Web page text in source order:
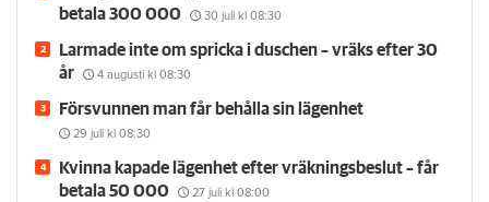
betala 300 000
30 juli kl 08:30
Larmade inte om spricka i duschen – vräks efter 30
år
4 augusti kl 08:30
Försvunnen man får behålla sin lägenhet
29 juli kl 08:30
Kvinna kapade lägenhet efter vräkningsbeslut – får
betala 50 000
27 juli kl 08:00